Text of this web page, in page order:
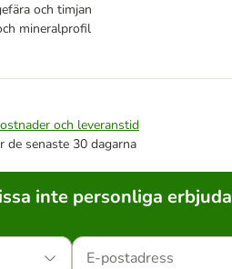
och timjan
mineralprofil
och leveranstid
de senaste 30 dagarna
inte personliga